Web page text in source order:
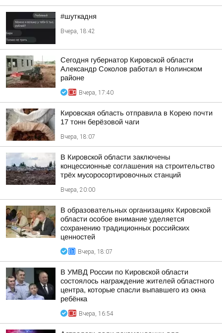
#шуткадня
Вчера, 18:42
Сегодня губернатор Кировской области
Александр Соколов работал в Нолинском
районе
Вчера, 17:40
Кировская область отправила в Корею почти
17 тонн берёзовой чаги
Вчера, 18:07
В Кировской области заключены
концессионные соглашения на строительство
трёх мусоросортировочных станций
Вчера, 20:00
В образовательных организациях Кировской
области особое внимание уделяется
сохранению традиционных российских
ценностей
Вчера, 18:07
В УМВД России по Кировской области
состоялось награждение жителей областного
центра, которые спасли выпавшего из окна
ребёнка
Вчера, 16:54